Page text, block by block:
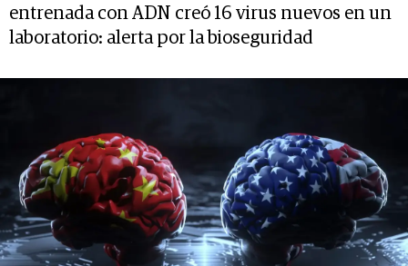
entrenada con ADN creó 16 virus nuevos en un
laboratorio: alerta por la bioseguridad